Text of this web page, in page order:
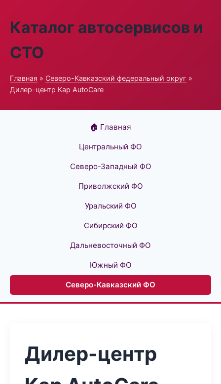
Каталог автосервисов и
СТО
Главная » Северо-Кавказский федеральный округ »
Дилер-центр Кар AutoCare
🏠 Главная
Центральный ФО
Северо-Западный ФО
Приволжский ФО
Уральский ФО
Сибирский ФО
Дальневосточный ФО
Южный ФО
Северо-Кавказский ФО
Дилер-центр